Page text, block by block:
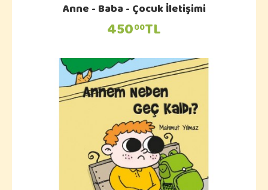
Anne - Baba - Çocuk İletişimi
45000TL